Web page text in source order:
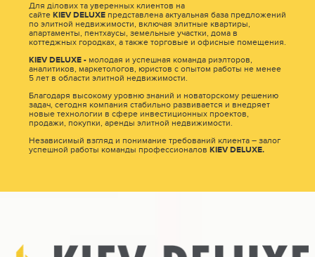
Для ділових та уверенных клиентов на
сайте KIEV DELUXE представлена актуальная база предложений
по элитной недвижимости, включая элитные квартиры,
апартаменты, пентхаусы, земельные участки, дома в
коттеджных городках, а также торговые и офисные помещения.
KIEV DELUXE - молодая и успешная команда риэлторов,
аналитиков, маркетологов, юристов с опытом работы не менее
5 лет в области элитной недвижимости.
Благодаря высокому уровню знаний и новаторскому решению
задач, сегодня компания стабильно развивается и внедряет
новые технологии в сфере инвестиционных проектов,
продажи, покупки, аренды элитной недвижимости.
Независимый взгляд и понимание требований клиента – залог
успешной работы команды профессионалов KIEV DELUXE.